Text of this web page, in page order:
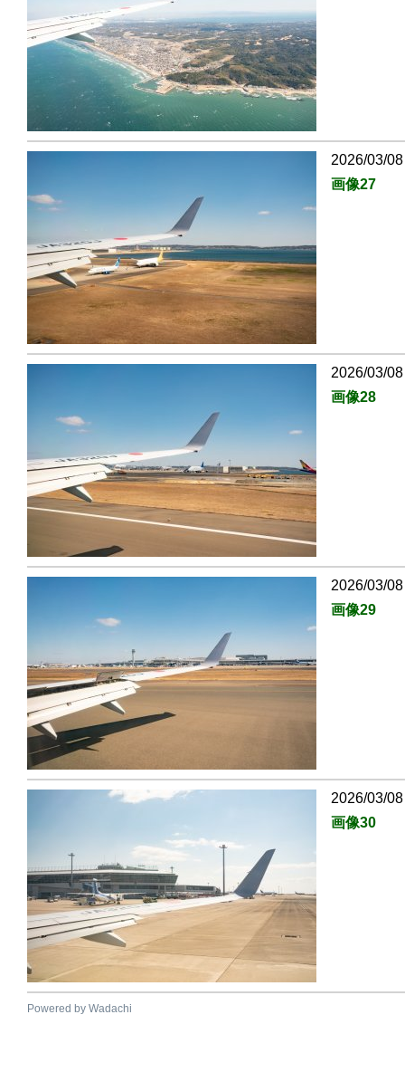
2026/03/
画像27
2026/03/
画像28
2026/03/
画像29
2026/03/
画像30
Powered by Wadachi